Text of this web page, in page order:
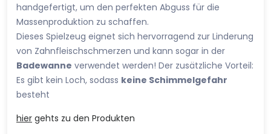
handgefertigt, um den perfekten Abguss für die
Massenproduktion zu schaffen.
Dieses Spielzeug eignet sich hervorragend zur Linderung
von Zahnfleischschmerzen und kann sogar in der
Badewanne verwendet werden! Der zusätzliche Vorteil:
Es gibt kein Loch, sodass keine Schimmelgefahr
besteht
hier gehts zu den Produkten